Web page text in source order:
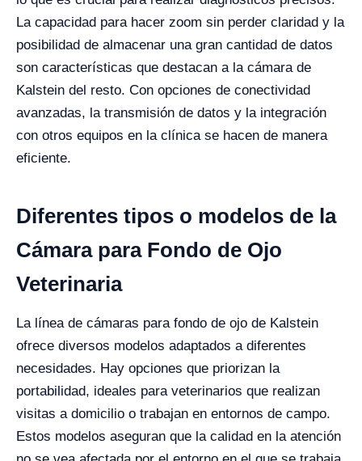
La capacidad para hacer zoom sin perder claridad y la
posibilidad de almacenar una gran cantidad de datos
son características que destacan a la cámara de
Kalstein del resto. Con opciones de conectividad
avanzadas, la transmisión de datos y la integración
con otros equipos en la clínica se hacen de manera
eficiente.
Diferentes tipos o modelos de la
Cámara para Fondo de Ojo
Veterinaria
La línea de cámaras para fondo de ojo de Kalstein
ofrece diversos modelos adaptados a diferentes
necesidades. Hay opciones que priorizan la
portabilidad, ideales para veterinarios que realizan
visitas a domicilio o trabajan en entornos de campo.
Estos modelos aseguran que la calidad en la atención